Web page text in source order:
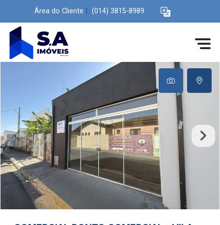
Área do Cliente (014) 3815-8989